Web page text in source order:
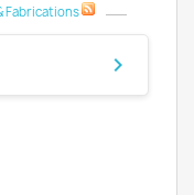
Fabrications
keyboard_arrow_down